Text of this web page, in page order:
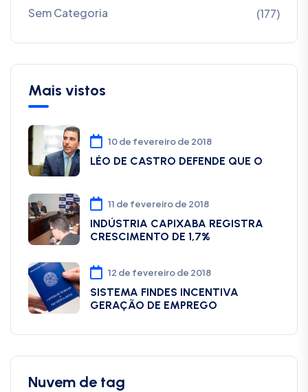
Sem Categoria (177)
Mais vistos
10 de fevereiro de 2018
LÉO DE CASTRO DEFENDE QUE O
11 de fevereiro de 2018
INDÚSTRIA CAPIXABA REGISTRA
CRESCIMENTO DE 1,7%
12 de fevereiro de 2018
SISTEMA FINDES INCENTIVA
GERAÇÃO DE EMPREGO
Nuvem de tag